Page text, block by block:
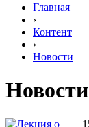
Главная
›
Контент
›
Новости
Новости